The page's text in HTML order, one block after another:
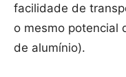
facilidade de
o mesmo potencial
de alumínio).